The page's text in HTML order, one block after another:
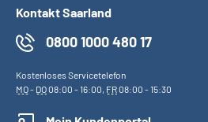
Kontakt Saarland
0800 1000 480 17
Kostenloses Servicetelefon
MO- DO08:00 - 16:00, FR08:00 - 15:30